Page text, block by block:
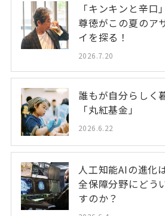
「キンキンと辛
尊徳がこの夏のア
イを探る！
2026.7.20
誰もが自分らしく
「丸紅基金」
2026.6.22
人工知能AIの進化
全保障分野にどう
すのか？